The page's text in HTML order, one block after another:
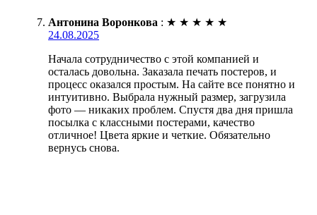
Антонина Воронкова : ★ ★ ★ ★ ★
24.08.2025
Начала сотрудничество с этой компанией и
осталась довольна. Заказала печать постеров, и
процесс оказался простым. На сайте все понятно и
интуитивно. Выбрала нужный размер, загрузила
фото — никаких проблем. Спустя два дня пришла
посылка с классными постерами, качество
отличное! Цвета яркие и четкие. Обязательно
вернусь снова.